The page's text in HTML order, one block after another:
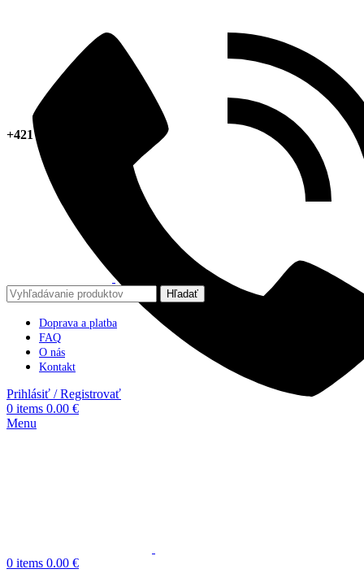
+421 918 378 267
Hľadať
Doprava a platba
FAQ
O nás
Kontakt
Prihlásiť / Registrovať
0 items 0.00 €
Menu
0 items 0.00 €